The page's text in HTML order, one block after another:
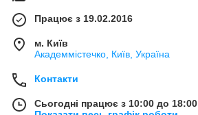
Працює з 19.02.2016
м. Київ
Академмістечко, Київ, Україна
Контакти
Сьогодні працює з 10:00 до 18:00